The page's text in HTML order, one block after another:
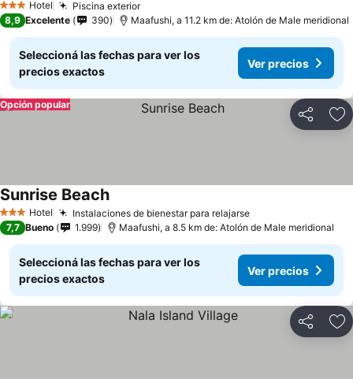
3 Estrellas
Hotel Piscina exterior
8,9 Excelente 390 Maafushi, a 11.2 km de: Atolón de Male meridional
Seleccioná las fechas para ver los
precios exactos
Ver precios
Compartir
Opción popular
3 Estrellas
Hotel Instalaciones de bienestar para relajarse
Sunrise Beach
7,7 Bueno 1.999 Maafushi, a 8.5 km de: Atolón de Male meridional
Seleccioná las fechas para ver los
precios exactos
Ver precios
Compartir